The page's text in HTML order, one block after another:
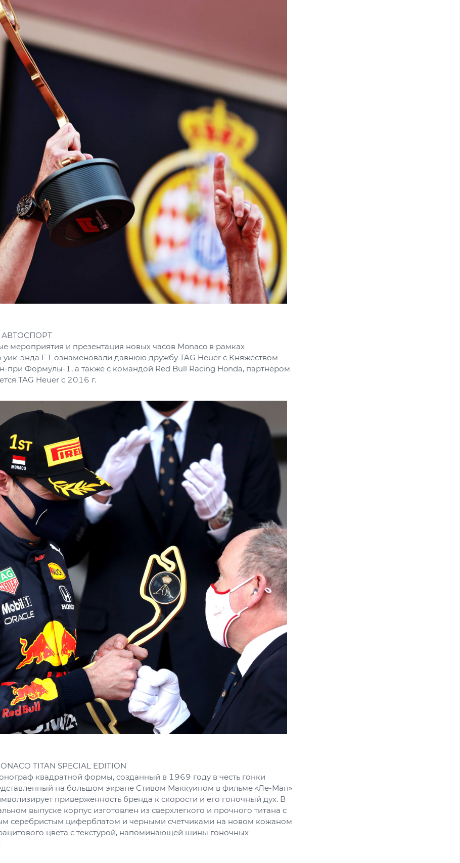
АВТОСПОРТ
мероприятия и презентация новых часов Monaco в рамках
уик-энда F1 ознаменовали давнюю дружбу TAG Heuer с Княжеством
при Формулы-1, а также с командой Red Bull Racing Honda, партнером
TAG Heuer с 2016 г.
TITAN SPECIAL EDITION
квадратной формы, созданный в 1969 году в честь гонки
на большом экране Стивом Маккуином в фильме «Ле-Ман»
приверженность бренда к скорости и его гоночный дух. В
выпуске корпус изготовлен из сверхлегкого и прочного титана с
серебристым циферблатом и черными счетчиками на новом кожаном
цвета с текстурой, напоминающей шины гоночных